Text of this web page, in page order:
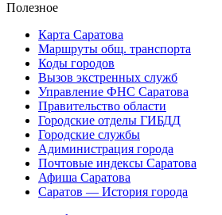
Полезное
Карта Саратова
Маршруты общ. транспорта
Коды городов
Вызов экстренных служб
Управление ФНС Саратова
Правительство области
Городские отделы ГИБДД
Городские службы
Адиминистрация города
Почтовые индексы Саратова
Афиша Саратова
Саратов — История города